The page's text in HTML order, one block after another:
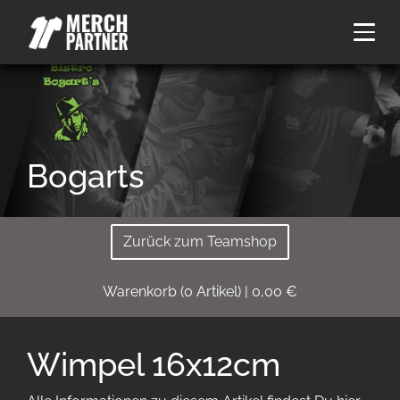
Bogarts
Zurück zum Teamshop
Warenkorb (0 Artikel) | 0,00 €
Wimpel 16x12cm